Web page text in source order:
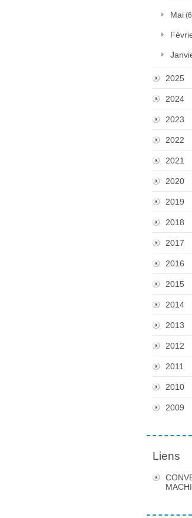
Mai
2025
2024
2023
2022
2021
2020
2019
2018
2017
2016
2015
2014
2013
2012
2011
2010
2009
Liens